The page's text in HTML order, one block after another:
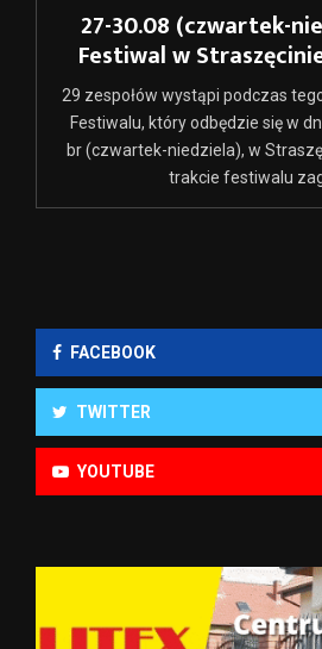
27-30.08 (czwartek-
Festiwal w
29 zespołów wystąpi podczas
Festiwalu, który odbędzie się w
br (czwartek-niedziela), w
trakcie festiwalu
FACEBOOK
TWITTER
YOUTUBE